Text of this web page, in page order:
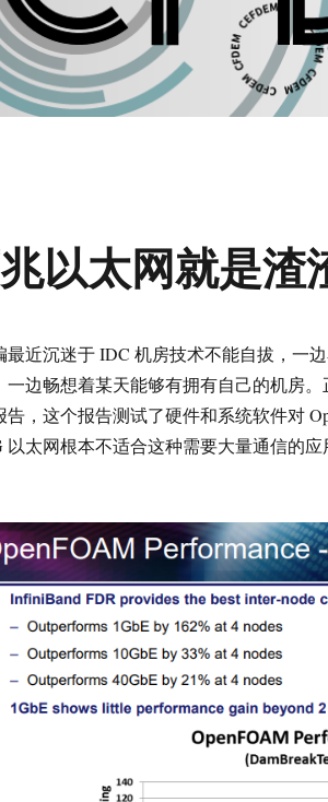
以太网就是渣
最近沉迷于 IDC 机房技术不能自拔，一
一边畅想着某天能够有拥有自己的机房
告，这个报告测试了硬件和系统软件对
以太网根本不适合这种需要大量通信的